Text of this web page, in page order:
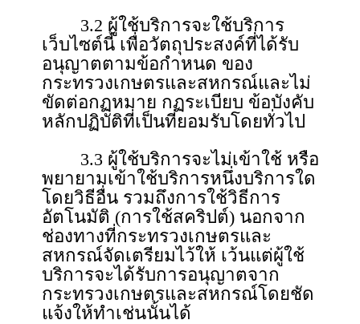
3.2 ผู้ใช้บริการจะใช้บริการ
เว็บไซต์นี้ เพื่อวัตถุประสงค์ที่ได้รับ
อนุญาตตามข้อกําหนด ของ
กระทรวงเกษตรและสหกรณ์และไม่
ขัดต่อกฏหมาย กฏระเบียบ ข้อบังคับ
หลักปฏิบัติที่เป็นที่ยอมรับโดยทั่วไป
3.3 ผู้ใช้บริการจะไม่เข้าใช้ หรือ
พยายามเข้าใช้บริการหนึ่งบริการใด
โดยวิธีอื่น รวมถึงการใช้วิธีการ
อัตโนมัติ (การใช้สคริปต์) นอกจาก
ช่องทางที่กระทรวงเกษตรและ
สหกรณ์จัดเตรียมไว้ให้ เว้นแต่ผู้ใช้
บริการจะได้รับการอนุญาตจาก
กระทรวงเกษตรและสหกรณ์โดยชัด
แจ้งให้ทำเช่นนั้นได้